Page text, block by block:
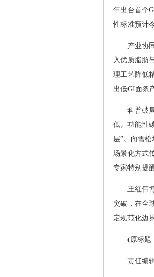
年出台首个
性标准预计
产业协
入优质脂肪
理工艺降低
出低GI面条
科普破
低。功能性
层”。向雪
场景化方式
专家特别提
王红伟
突破，在全
定规范化边
(原标题
责任编